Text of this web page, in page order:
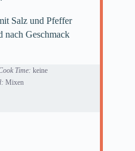
Salz und Pfeffer
nach Geschmack
Time: keine
Mixen